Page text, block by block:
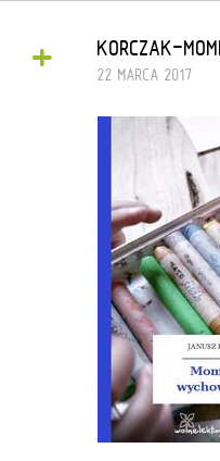
+ KORCZAK-
22 MARCA 2017